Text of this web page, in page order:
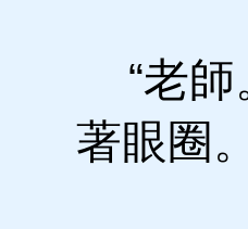
“老師
著眼圈